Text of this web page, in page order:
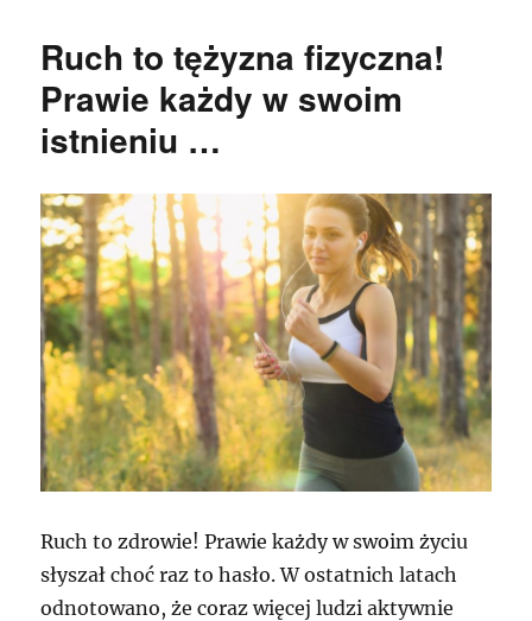
Ruch to tężyzna fizyczna!
Prawie każdy w swoim
istnieniu …
Ruch to zdrowie! Prawie każdy w swoim życiu
słyszał choć raz to hasło. W ostatnich latach
odnotowano, że coraz więcej ludzi aktywnie